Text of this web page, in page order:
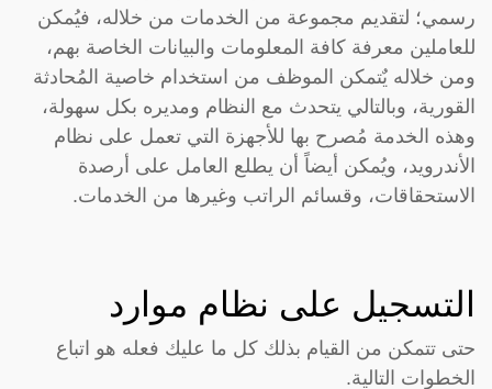
رسمي؛ لتقديم مجموعة من الخدمات من خلاله، فيُمكن
للعاملين معرفة كافة المعلومات والبيانات الخاصة بهم،
ومن خلاله يٌتمكن الموظف من استخدام خاصية المُحادثة
القورية، وبالتالي يتحدث مع النظام ومديره بكل سهولة،
وهذه الخدمة مُصرح بها للأجهزة التي تعمل على نظام
الأندرويد، ويُمكن أيضاً أن يطلع العامل على أرصدة
الاستحقاقات، وقسائم الراتب وغيرها من الخدمات.
التسجيل على نظام موارد
حتى تتمكن من القيام بذلك كل ما عليك فعله هو اتباع
الخطوات التالية.